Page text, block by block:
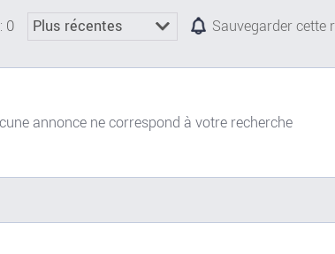
: 0 Sauvegarder cette
annonce ne correspond à votre recherche